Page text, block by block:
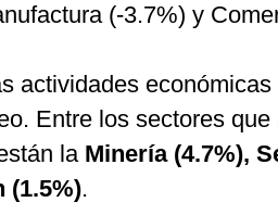
(-3.7%) y
actividades
Entre los sectores que
la Minería (4.7%),
(1.5%).